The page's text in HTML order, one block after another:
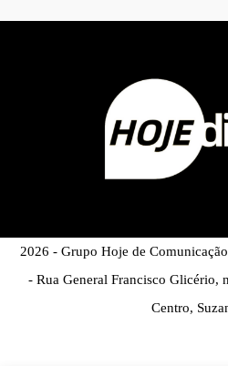
2026 - Grupo Hoje de
- Rua General Francisco Glicério,
Centro,